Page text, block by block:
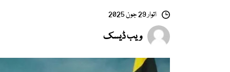
اتوار 29 جون 2025
ویب ڈیسک